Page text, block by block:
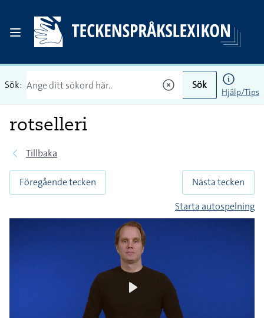
Sök: Sök
Hjälp/Tips
rotselleri
Tillbaka
Föregående tecken
Nästa tecken
Starta autospelning